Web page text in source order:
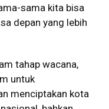
sama kita bisa
depan yang lebih
tahap wacana,
untuk
menciptakan kota